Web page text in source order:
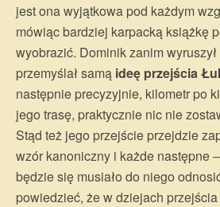
jest ona wyjątkowa pod każdym
mówiąc bardziej karpacką książkę
wyobrazić. Dominik zanim wyruszył
przemyślał samą ideę przejścia
następnie precyzyjnie, kilometr po
jego trasę, praktycznie nic nie
Stąd też jego przejście przejdzie
wzór kanoniczny i każde następne
będzie się musiało do niego
powiedzieć, że w dziejach